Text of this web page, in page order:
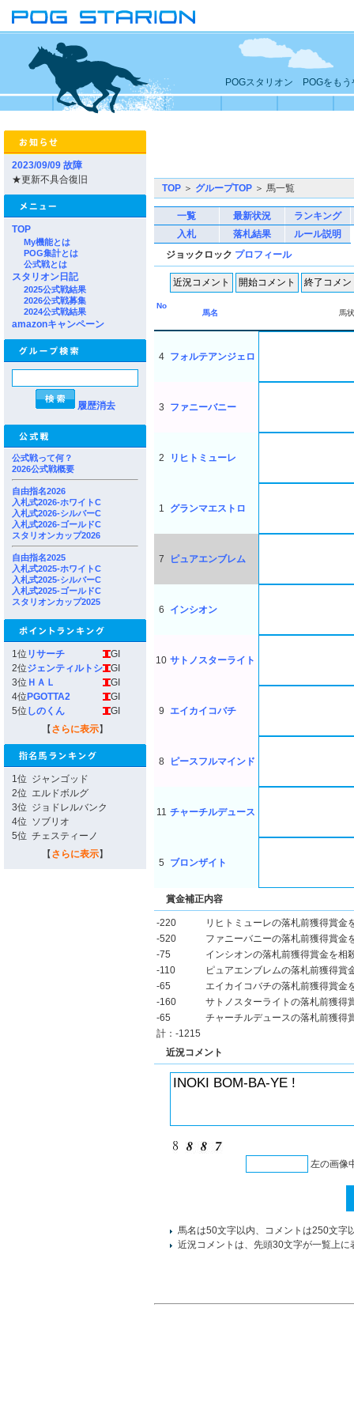
POGスタリオン POGをもう
2023/09/09 故障
★更新不具合復旧
TOP
My機能とは
POG集計とは
公式戦とは
スタリオン日記
2025公式戦結果
2026公式戦募集
2024公式戦結果
amazonキャンペーン
履歴消去
公式戦って何？
2026公式戦概要
自由指名2026
入札式2026-ホワイトC
入札式2026-シルバーC
入札式2026-ゴールドC
スタリオンカップ2026
自由指名2025
入札式2025-ホワイトC
入札式2025-シルバーC
入札式2025-ゴールドC
スタリオンカップ2025
1位 リサーチ
GI
2位ジェンティルトシ
GI
3位 ＨＡＬ
GI
4位 PGOTTA2
GI
5位 しのくん
GI
【 さらに表示】
1位 ジャンゴッド
2位 エルドボルグ
3位 ジョドレルバンク
4位 ソブリオ
5位 チェスティーノ
【 さらに表示】
TOP ＞ グループTOP ＞ 馬一覧
一覧 最新状況
ランキング
入札
落札結果
ルール説明
ジョックロック プロフィール
No
馬名
馬
4 フォルテアンジェロ
3 ファニーバニー
2 リヒトミューレ
1 グランマエストロ
7 ピュアエンブレム
6 インシオン
10 サトノスターライト
9 エイカイコバチ
8 ピースフルマインド
11 チャーチルデュース
5 ブロンザイト
賞金補正内容
-220
リヒトミューレの落札前獲得賞金
-520
ファニーバニーの落札前獲得賞金
-75
インシオンの落札前獲得賞金を相
-110
ピュアエンブレムの落札前獲得賞
-65
エイカイコバチの落札前獲得賞金
-160
サトノスターライトの落札前獲得
-65
チャーチルデュースの落札前獲得
計：-1215
近況コメント
左の画像
馬名は50文字以内、コメントは250文字
近況コメントは、先頭30文字が一覧上に